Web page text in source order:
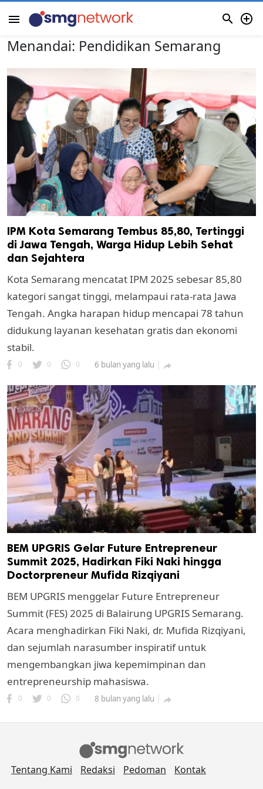
menu  
cipta.
Menandai: Pendidikan Semarang
IPM Kota Semarang Tembus 85,80, Tertinggi
di Jawa Tengah, Warga Hidup Lebih Sehat
dan Sejahtera
Kota Semarang mencatat IPM 2025 sebesar 85,80
kategori sangat tinggi, melampaui rata-rata Jawa
Tengah. Angka harapan hidup mencapai 78 tahun
didukung layanan kesehatan gratis dan ekonomi
stabil.
0 0 0 6 bulan yang lalu 
BEM UPGRIS Gelar Future Entrepreneur
Summit 2025, Hadirkan Fiki Naki hingga
Doctorpreneur Mufida Rizqiyani
BEM UPGRIS menggelar Future Entrepreneur
Summit (FES) 2025 di Balairung UPGRIS Semarang.
Acara menghadirkan Fiki Naki, dr. Mufida Rizqiyani,
dan sejumlah narasumber inspiratif untuk
mengembangkan jiwa kepemimpinan dan
entrepreneurship mahasiswa.
0 0 0 8 bulan yang lalu 
Tentang Kami Redaksi Pedoman Kontak